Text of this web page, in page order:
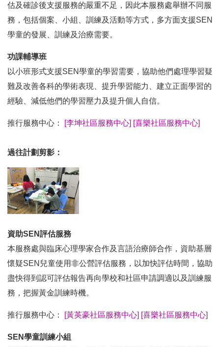
估及確診後支援服務的嚴重不足，因此本服務處舉辦不同服
務，包括個案、小組、訓練及活動等方式，多方面支援SEN
學童的發展、訓練及治療需要。
功課輔導班
以小班形式支援SEN學童的學習需要，協助他們處理學習疑
難及改善各科的學術表現、提升學習能力、建立正面學習的
經驗、減低他們的學習壓力及提升個人自信。
推行服務中心： [李坤社區服務中心] [喜樂社區服務中心]
過往計劃剪影：
資助SEN評估服務
本服務處與臨床心理學家合作及言語治療師合作，資助基層
懷疑SEN兒童使用非公營評估服務，以加快評估時間，協助
盡快得到認可評估報告再向學校和社區申請調適以及訓練服
務，把握黃金訓練時機。
推行服務中心： [黃英豪社區服務中心] [喜樂社區服務中心]
SEN學童訓練小組